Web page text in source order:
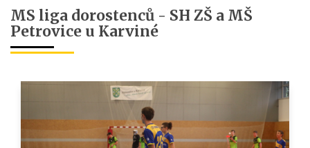
MS liga dorostenců - SH ZŠ a MŠ
Petrovice u Karviné